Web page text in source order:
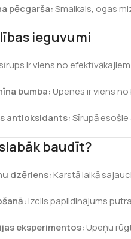
pēcgarša:Smalkais, ogas
ieguvumi
ir viens no
bumba:Upenes ir viens
antioksidants:Sīrupā
baudīt?
dzēriens:Karstā laikā
Izcils papildinājums
eksperimentos:Upeņu